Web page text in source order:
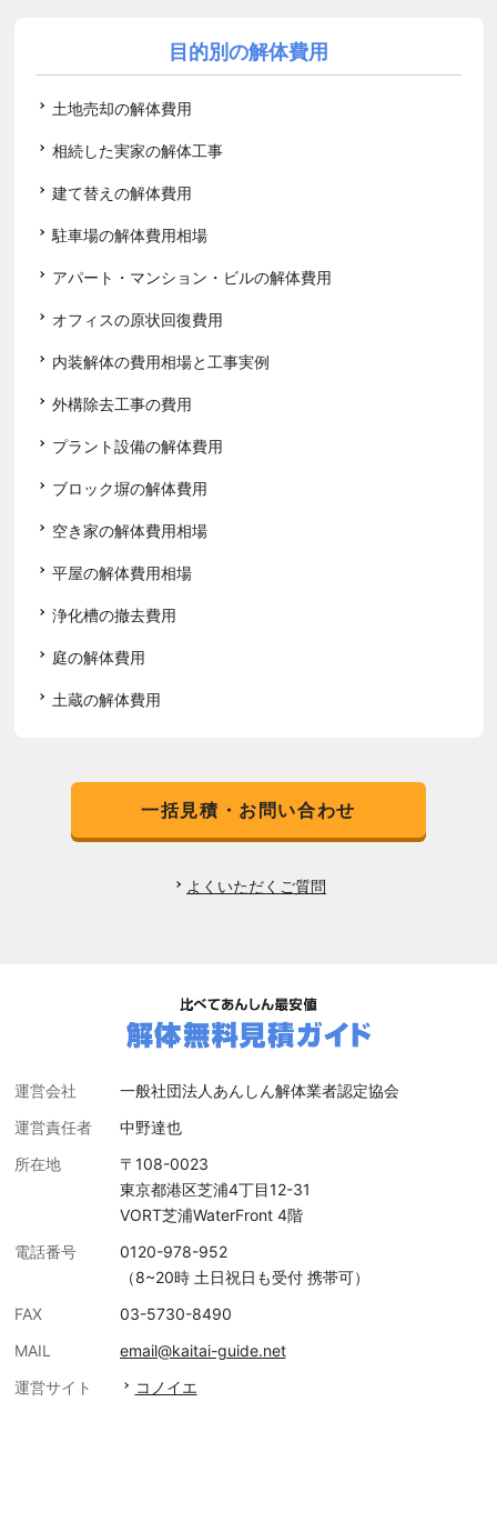
目的別の解体費用
土地売却の解体費用
相続した実家の解体工事
建て替えの解体費用
駐車場の解体費用相場
アパート・マンション・ビルの解体費用
オフィスの原状回復費用
内装解体の費用相場と工事実例
外構除去工事の費用
プラント設備の解体費用
ブロック塀の解体費用
空き家の解体費用相場
平屋の解体費用相場
浄化槽の撤去費用
庭の解体費用
土蔵の解体費用
一括見積・お問い合わせ
よくいただくご質問
運営会社
一般社団法人あんしん解体業者認定協会
運営責任者
中野達也
所在地
〒108-0023
東京都港区芝浦4丁目12-31
VORT芝浦WaterFront 4階
電話番号
0120-978-952
（8~20時 土日祝日も受付 携帯可）
FAX
03-5730-8490
MAIL
email@kaitai-guide.net
運営サイト
コノイエ